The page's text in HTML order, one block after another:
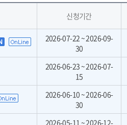
신청기간
2026-07-22 ~ 2026-09-
30
2026-06-23 ~ 2026-07-
15
2026-06-10 ~ 2026-06-
30
2026-05-11 ~ 2026-12-